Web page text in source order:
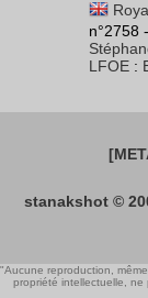
n°2758
LFOE :
stanakshot ©
"Aucune reproduction,
propriété intellectuelle,